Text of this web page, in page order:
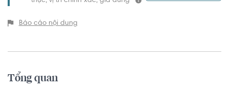
Báo cáo nội dung
Tổng quan